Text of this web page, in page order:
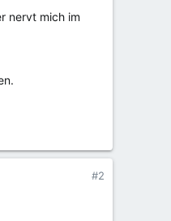
nervt mich im
#2